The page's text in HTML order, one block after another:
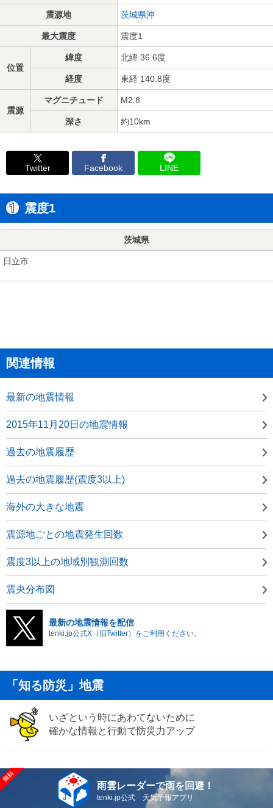
震源地 茨城県沖
最大震度 震度1
位置
緯度 北緯 36.6度
経度 東経 140.8度
震源
マグニチュード M2.8
深さ 約10km
Twitter Facebook LINE
震度1
茨城県
日立市
関連情報
最新の地震情報
2015年11月20日の地震情報
過去の地震履歴
過去の地震履歴(震度3以上)
海外の大きな地震
震源地ごとの地震発生回数
震度3以上の地域別観測回数
震央分布図
最新の地震情報を配信
tenki.jp公式X（旧Twitter）をご利用ください。
「知る防災」地震
いざという時にあわてないために
確かな情報と行動で防災力アップ
雨雲レーダーで雨を回避！
tenki.jp公式 天気予報アプリ